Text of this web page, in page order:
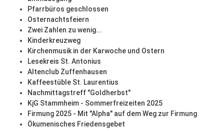
Pfarrbüros geschlossen
Osternachtsfeiern
Zwei Zahlen zu wenig...
Kinderkreuzweg
Kirchenmusik in der Karwoche und Ostern
Lesekreis St. Antonius
Altenclub Zuffenhausen
Kaffeestüble St. Laurentius
Nachmittagstreff "Goldherbst"
KjG Stammheim - Sommerfreizeiten 2025
Firmung 2025 - Mit "Alpha" auf dem Weg zur Firmung
Ökumenisches Friedensgebet